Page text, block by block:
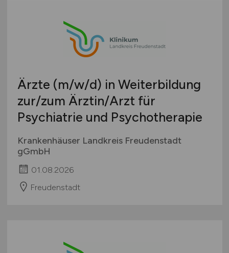
Ärzte (m/w/d) in Weiterbildung
zur/zum Ärztin/Arzt für
Psychiatrie und Psychotherapie
Krankenhäuser Landkreis Freudenstadt
gGmbH
01.08.2026
Freudenstadt